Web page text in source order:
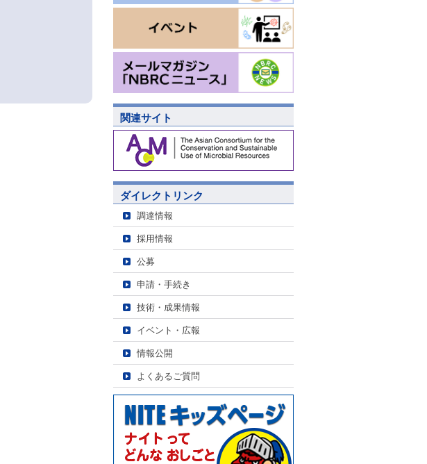
関連サイト
ダイレクトリンク
調達情報
採用情報
公募
申請・手続き
技術・成果情報
イベント・広報
情報公開
よくあるご質問